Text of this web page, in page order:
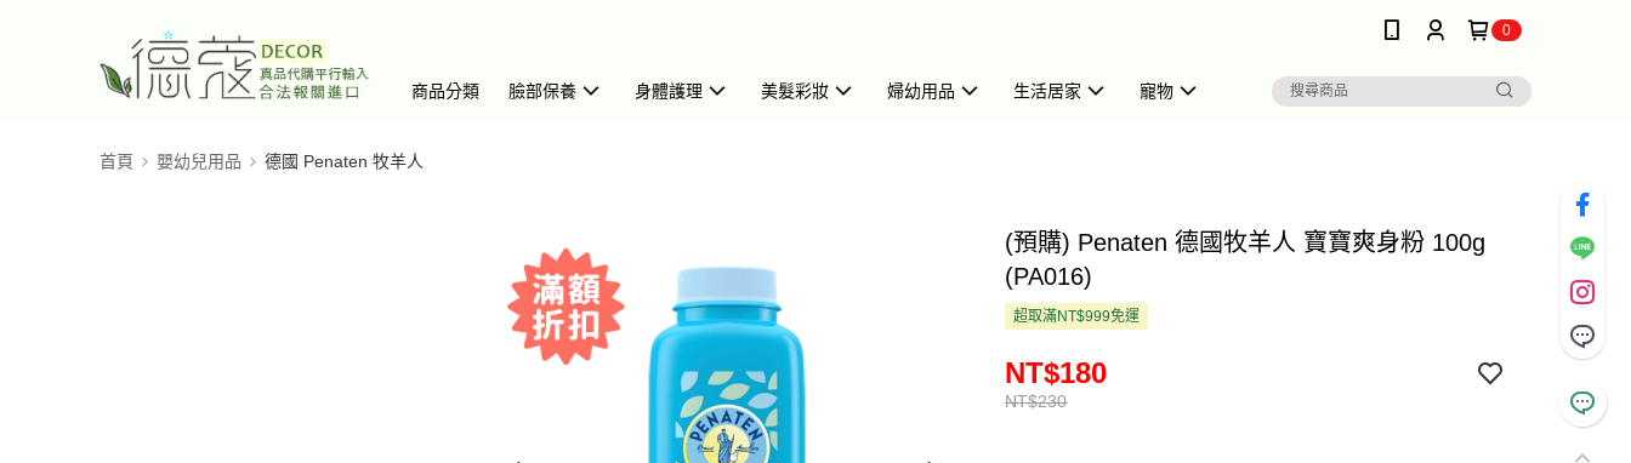
0
商品分類 臉部保養 身體護理 美髮彩妝 婦幼用品 生活居家 寵物
首頁 嬰幼兒用品 德國 Penaten 牧羊人
(預購) Penaten 德國牧羊人 寶寶爽身粉 100g
(PA016)
超取滿NT$999免運
NT$230
NT$180